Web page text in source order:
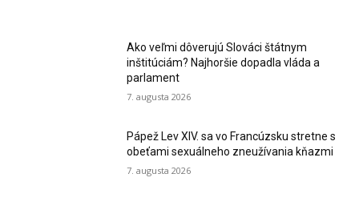
Ako veľmi dôverujú Slováci štátnym
inštitúciám? Najhoršie dopadla vláda a
parlament
7. augusta 2026
Pápež Lev XIV. sa vo Francúzsku stretne s
obeťami sexuálneho zneužívania kňazmi
7. augusta 2026